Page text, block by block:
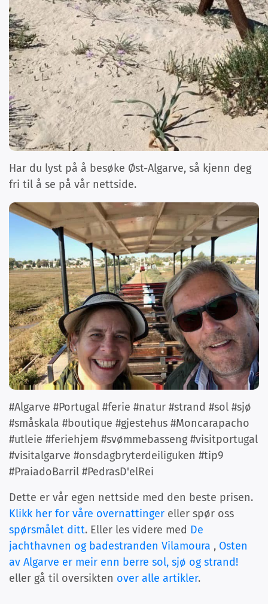
Har du lyst på å besøke Øst-Algarve, så kjenn deg
fri til å se på vår nettside.
#Algarve #Portugal #ferie #natur #strand #sol #sjø
#småskala #boutique #gjestehus #Moncarapacho
#utleie #feriehjem #svømmebasseng #visitportugal
#visitalgarve #onsdagbryterdeiliguken #tip9
#PraiadoBarril #PedrasD'elRei
Dette er vår egen nettside med den beste prisen.
Klikk her for våre overnattinger eller spør oss
spørsmålet ditt. Eller les videre med De
jachthavnen og badestranden Vilamoura , Osten
av Algarve er meir enn berre sol, sjø og strand!
eller gå til oversikten over alle artikler.